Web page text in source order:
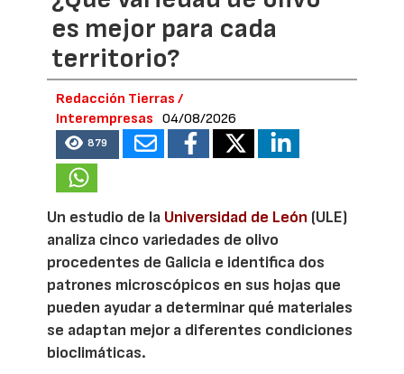
es mejor para cada
territorio?
Redacción Tierras /
Interempresas
04/08/2026
879
Un estudio de la Universidad de León (ULE)
analiza cinco variedades de olivo
procedentes de Galicia e identifica dos
patrones microscópicos en sus hojas que
pueden ayudar a determinar qué materiales
se adaptan mejor a diferentes condiciones
bioclimáticas.